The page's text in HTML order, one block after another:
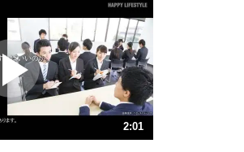
いらいらしない人になる30の方法
プラス思考
ポジティブになれない原因は、行動しないから。
ポジティブ思考になる30の方法
人生、なんとかなるもの。
気楽に生きる30の方法
2:01